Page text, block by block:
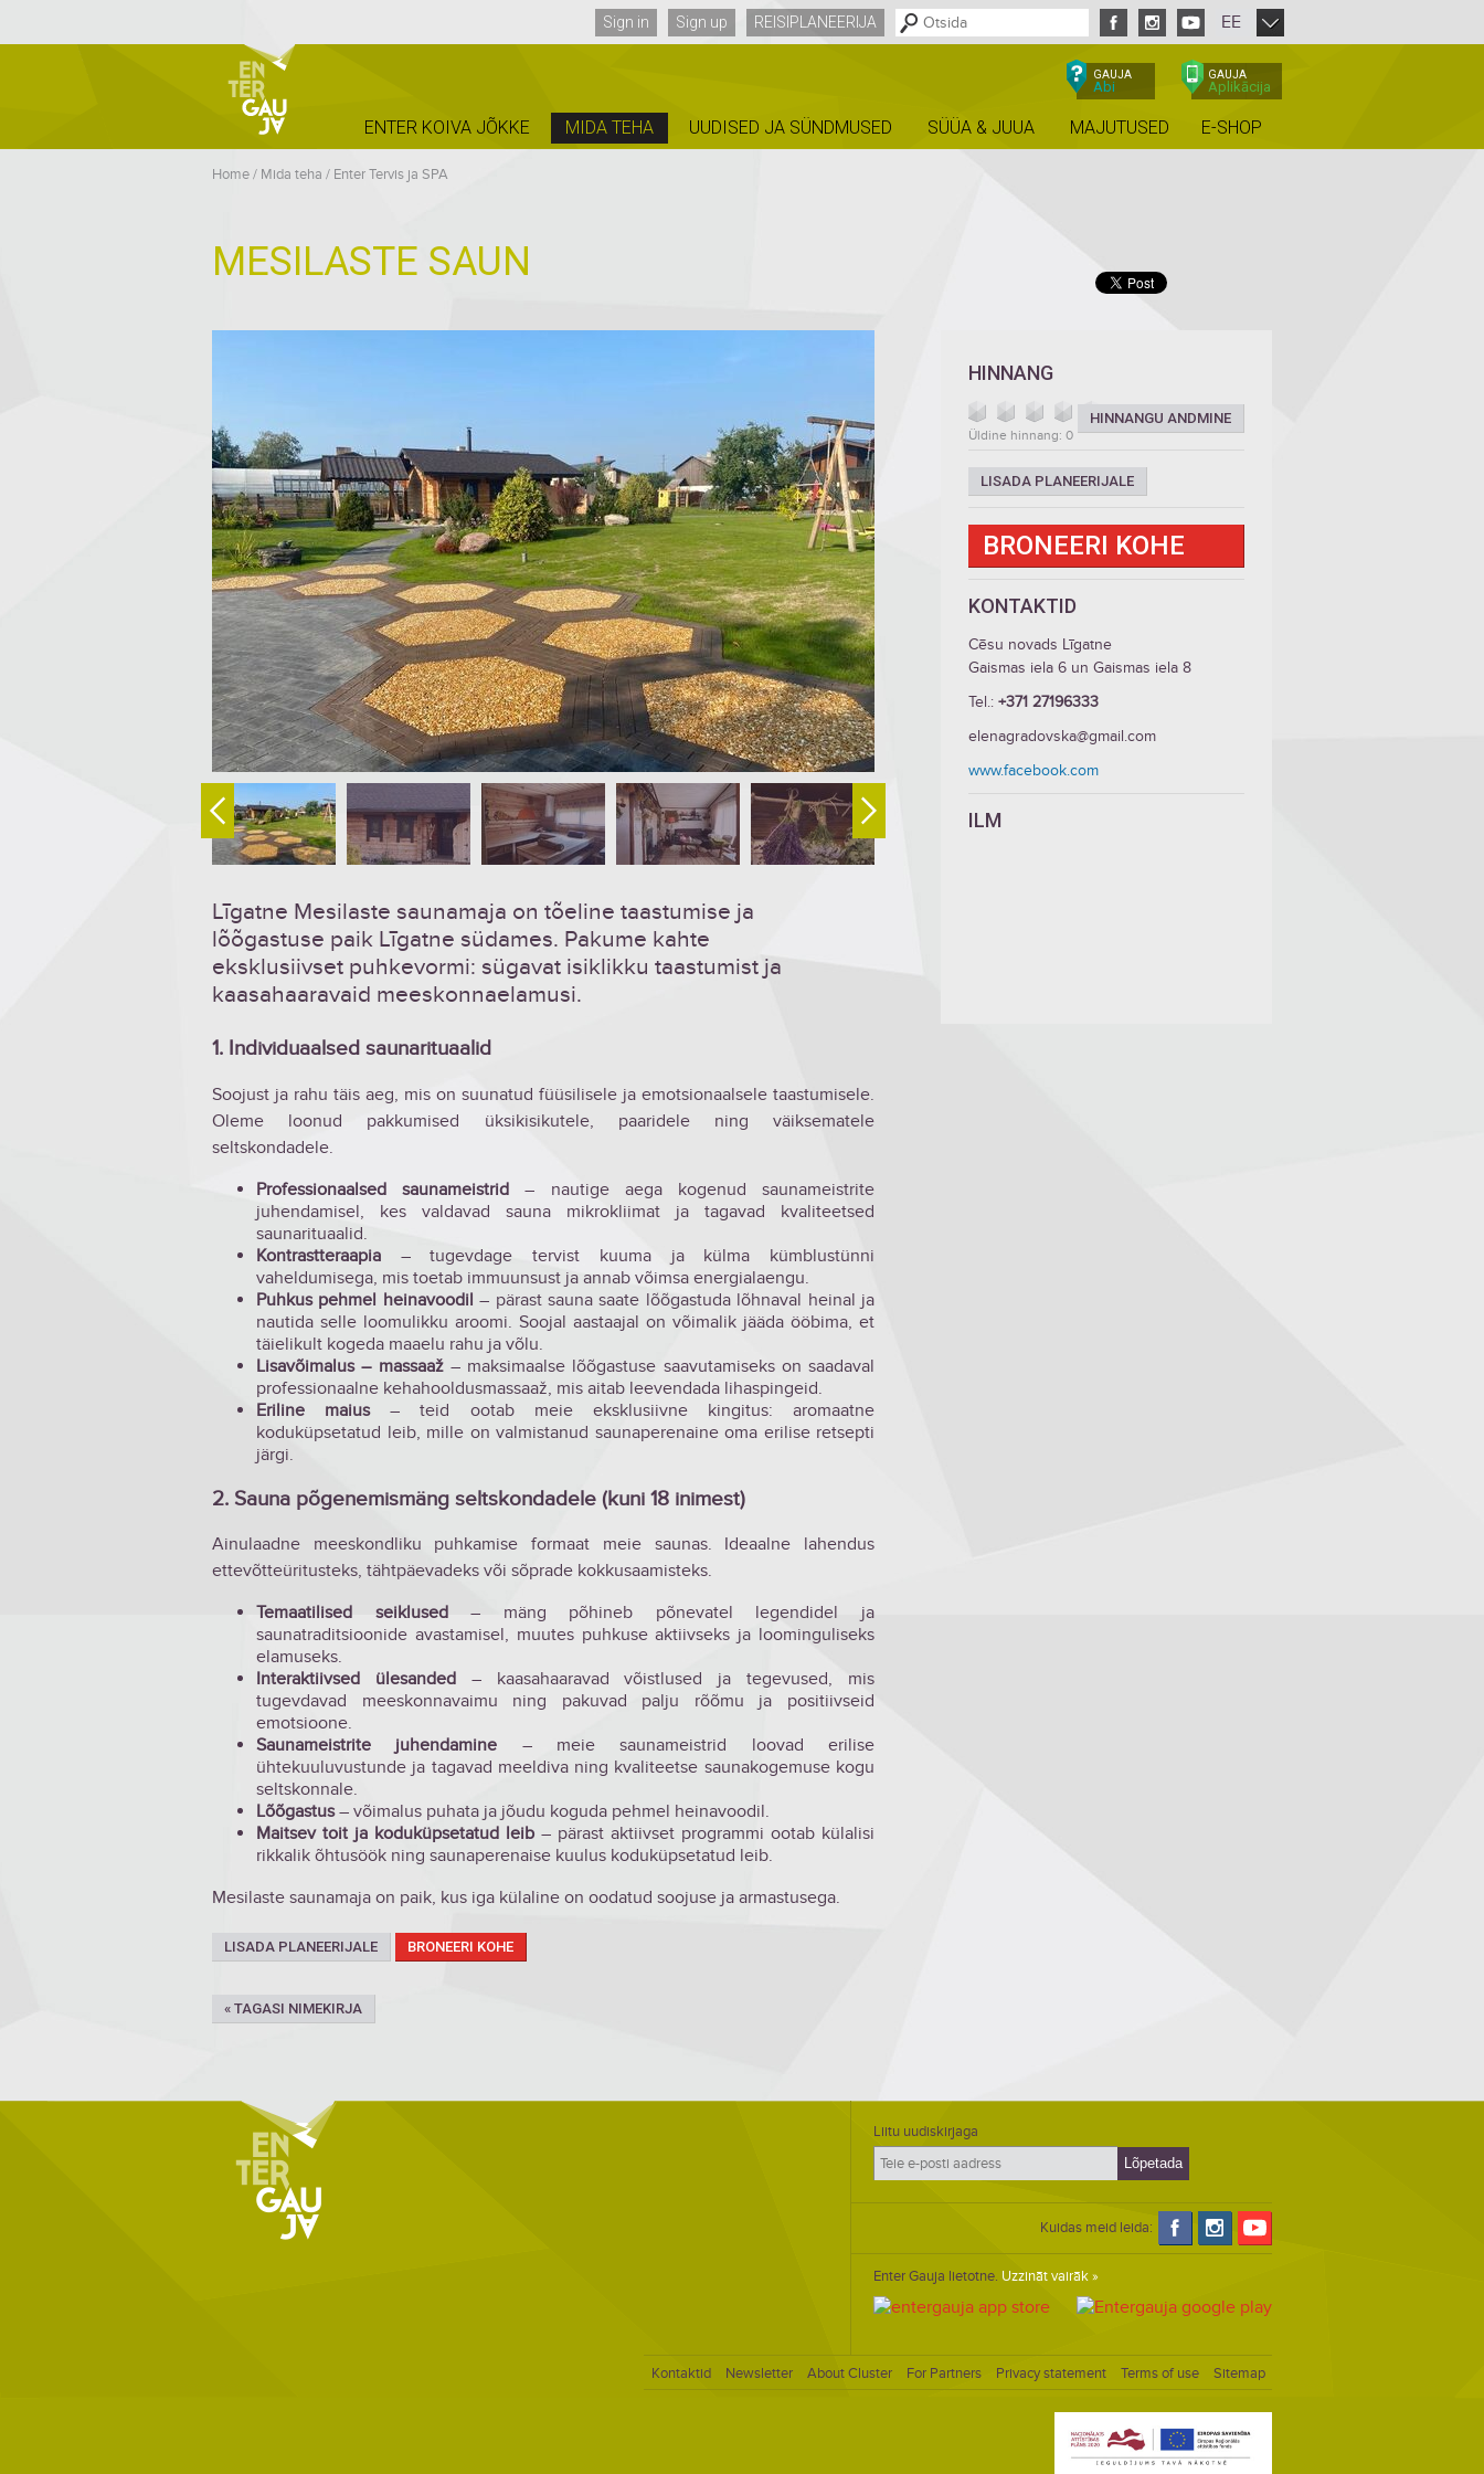
Sign in Sign up REISIPLANEERIJA EE
GAUJA
Abi
GAUJA
Aplikācija
ENTER KOIVA JÕKKE MIDA TEHA UUDISED JA SÜNDMUSED SÜÜA & JUUA MAJUTUSED E-SHOP
Home/ Mida teha / Enter Tervis ja SPA
MESILASTE SAUN
Līgatne Mesilaste saunamaja on tõeline taastumise ja
lõõgastuse paik Līgatne südames. Pakume kahte
eksklusiivset puhkevormi: sügavat isiklikku taastumist ja
kaasahaaravaid meeskonnaelamusi.
1. Individuaalsed saunarituaalid
Soojust ja rahu täis aeg, mis on suunatud füüsilisele ja emotsionaalsele taastumisele.
Oleme loonud pakkumised üksikisikutele, paaridele ning väiksematele
seltskondadele.
Professionaalsed saunameistrid – nautige aega kogenud saunameistrite
juhendamisel, kes valdavad sauna mikrokliimat ja tagavad kvaliteetsed
saunarituaalid.
Kontrastteraapia – tugevdage tervist kuuma ja külma kümblustünni
vaheldumisega, mis toetab immuunsust ja annab võimsa energialaengu.
Puhkus pehmel heinavoodil – pärast sauna saate lõõgastuda lõhnaval heinal ja
nautida selle loomulikku aroomi. Soojal aastaajal on võimalik jääda ööbima, et
täielikult kogeda maaelu rahu ja võlu.
Lisavõimalus – massaaž– maksimaalse lõõgastuse saavutamiseks on saadaval
professionaalne kehahooldusmassaaž, mis aitab leevendada lihaspingeid.
Eriline maius– teid ootab meie eksklusiivne kingitus: aromaatne
koduküpsetatud leib, mille on valmistanud saunaperenaine oma erilise retsepti
järgi.
2. Sauna põgenemismäng seltskondadele (kuni 18 inimest)
Ainulaadne meeskondliku puhkamise formaat meie saunas. Ideaalne lahendus
ettevõtteüritusteks, tähtpäevadeks või sõprade kokkusaamisteks.
Temaatilised seiklused– mäng põhineb põnevatel legendidel ja
saunatraditsioonide avastamisel, muutes puhkuse aktiivseks ja loominguliseks
elamuseks.
Interaktiivsed ülesanded– kaasahaaravad võistlused ja tegevused, mis
tugevdavad meeskonnavaimu ning pakuvad palju rõõmu ja positiivseid
emotsioone.
Saunameistrite juhendamine – meie saunameistrid loovad erilise
ühtekuuluvustunde ja tagavad meeldiva ning kvaliteetse saunakogemuse kogu
seltskonnale.
Lõõgastus– võimalus puhata ja jõudu koguda pehmel heinavoodil.
Maitsev toit ja koduküpsetatud leib – pärast aktiivset programmi ootab külalisi
rikkalik õhtusöök ning saunaperenaise kuulus koduküpsetatud leib.
Mesilaste saunamaja on paik, kus iga külaline on oodatud soojuse ja armastusega.
LISADA PLANEERIJALE BRONEERI KOHE
« TAGASI NIMEKIRJA
HINNANG
HINNANGU ANDMINE
Üldine hinnang: 0
LISADA PLANEERIJALE
BRONEERI KOHE
KONTAKTID
Cēsu novads Līgatne
Gaismas iela 6 un Gaismas iela 8
Tel.: +371 27196333
elenagradovska@gmail.com
www.facebook.com
ILM
Liitu uudiskirjaga
Kuidas meid leida:
Enter Gauja lietotne. Uzzināt vairāk »
Kontaktid Newsletter About Cluster For Partners Privacy statement Terms of use Sitemap